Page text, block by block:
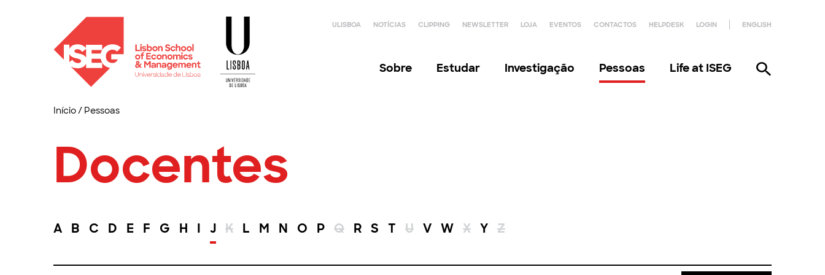
ULISBOA NOTÍCIAS CLIPPING NEWSLETTER LOJA EVENTOS CONTACTOS HELPDESK LOGIN ENGLISH
Sobre Estudar Investigação Pessoas Life at ISEG
Início/ Pessoas
Docentes
A B C D E F G H I J K L M N O P Q R S T U V W X Y Z